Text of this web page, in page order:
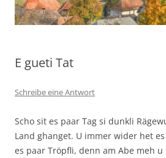
E gueti Tat
Schreibe eine Antwort
Scho sit es paar Tag si dunkli
Land ghanget. U immer wider het
es paar Tröpfli, denn am Abe meh u